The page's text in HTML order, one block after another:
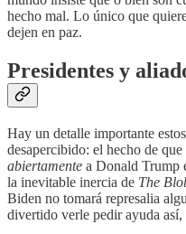
hecho mal. Lo único que
dejen en paz.
Presidentes y
Hay un detalle importante
desapercibido: el hecho de
abiertamente a Donald Trump
la inevitable inercia de The
Biden no tomará represalia
divertido verle pedir ayuda